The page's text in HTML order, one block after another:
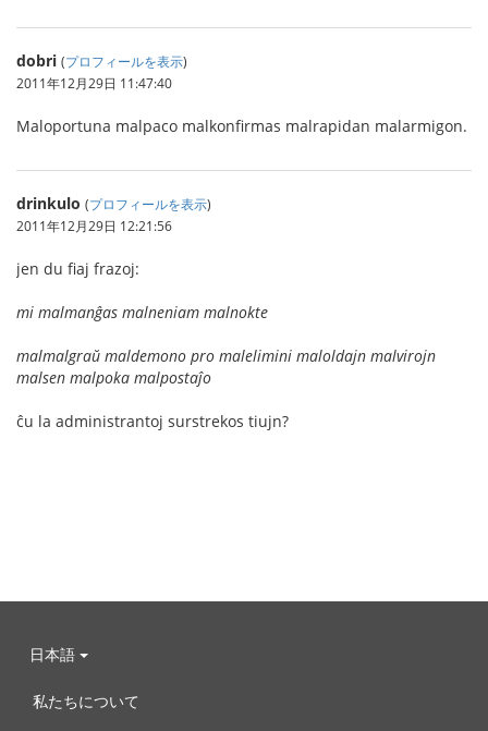
dobri (プロフィールを表示)
2011年12月29日 11:47:40
Maloportuna malpaco malkonfirmas malrapidan malarmigon.
drinkulo (プロフィールを表示)
2011年12月29日 12:21:56
jen du fiaj frazoj:
mi malmanĝas malneniam malnokte
malmalgraŭ maldemono pro malelimini maloldajn malvirojn
malsen malpoka malpostaĵo
ĉu la administrantoj surstrekos tiujn?
日本語
私たちについて